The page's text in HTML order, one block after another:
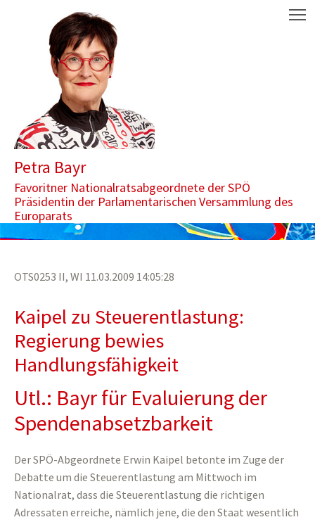
Aktuelle Seite: Bayr für Evaluierung der Spendenabsetzbarkeit
Petra Bayr
Favoritner Nationalratsabgeordnete der SPÖ
Präsidentin der Parlamentarischen Versammlung des
Europarats
OTS0253 II, WI 11.03.2009 14:05:28
Kaipel zu Steuerentlastung:
Regierung bewies
Handlungsfähigkeit
Utl.: Bayr für Evaluierung der
Spendenabsetzbarkeit
Der SPÖ-Abgeordnete Erwin Kaipel betonte im Zuge der
Debatte um die Steuerentlastung am Mittwoch im
Nationalrat, dass die Steuerentlastung die richtigen
Adressaten erreiche, nämlich jene, die den Staat wesentlich